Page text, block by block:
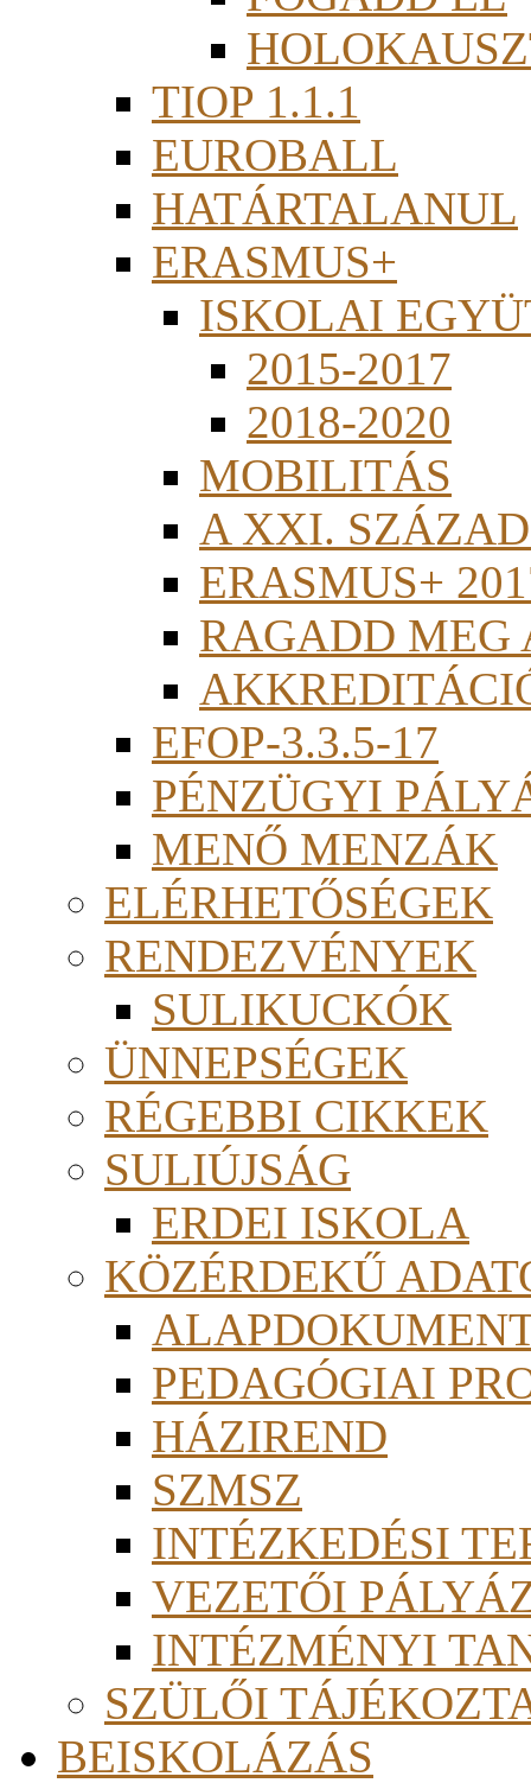
TIOP 1.1.1
EUROBALL
HATÁRTALANUL
ERASMUS+
ISKOLAI
2015-2017
2018-2020
MOBILITÁS
A XXI.
ERASMUS+
RAGADD MEG
EFOP-3.3.5-17
PÉNZÜGYI
MENŐ MENZÁK
ELÉRHETŐSÉGEK
RENDEZVÉNYEK
SULIKUCKÓK
ÜNNEPSÉGEK
RÉGEBBI CIKKEK
SULIÚJSÁG
ERDEI ISKOLA
KÖZÉRDEKŰ
PEDAGÓGIAI
HÁZIREND
SZMSZ
INTÉZKEDÉSI
VEZETŐI
INTÉZMÉNYI
SZÜLŐI
BEISKOLÁZÁS